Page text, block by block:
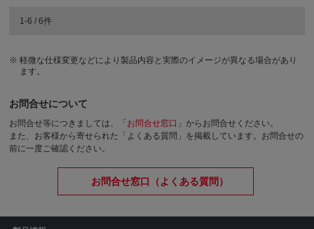
1-6 / 6件
軽微な仕様変更などにより製品内容と実際のイメージが異なる場合があり
ます。
お問合せについて
お問合せ等につきましては、「お問合せ窓口 」からお問合せください。
また、お客様から寄せられた「よくある質問」を掲載しています。お問合せの
前に一度ご確認ください。
お問合せ窓口（よくある質問）